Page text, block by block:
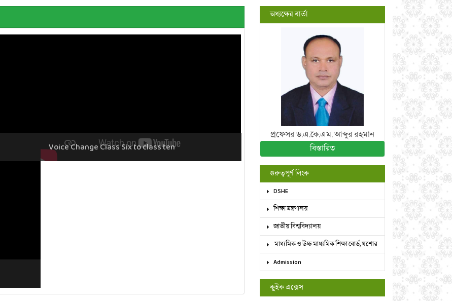
Voice Change Class Six to class ten
অধ্যক্ষের বার্তা
প্রফেসর ড.এ.কে.এম. আব্দুর রহমান
বিস্তারিত
গুরুত্বপূর্ণ লিংক
DSHE
শিক্ষা মন্ত্রণালয়
জাতীয় বিশ্ববিদ্যালয়
মাধ্যমিক ও উচ্চ মাধ্যমিক শিক্ষা বোর্ড, যশোর
Admission
কুইক এক্সেস